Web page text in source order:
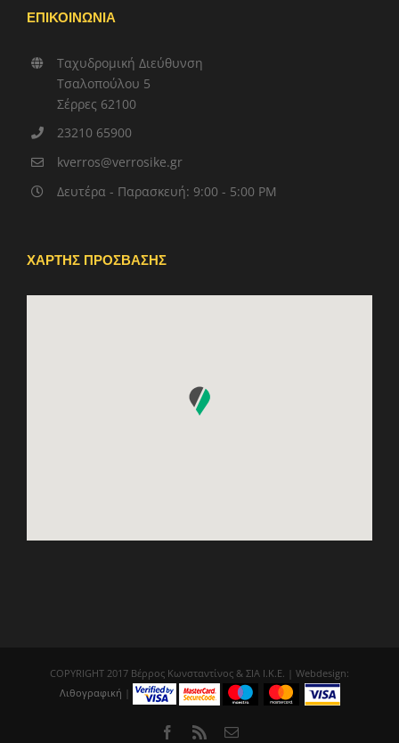
ΕΠΙΚΟΙΝΩΝΙΑ
Ταχυδρομική Διεύθυνση
Τσαλοπούλου 5
Σέρρες 62100
23210 65900
kverros@verrosike.gr
Δευτέρα - Παρασκευή: 9:00 - 5:00 PM
ΧΑΡΤΗΣ ΠΡΟΣΒΑΣΗΣ
COPYRIGHT 2017 Βέρρος Κωνσταντίνος & ΣΙΑ Ι.Κ.Ε. | Webdesign:
Λιθογραφική |
Facebook
Rss Email